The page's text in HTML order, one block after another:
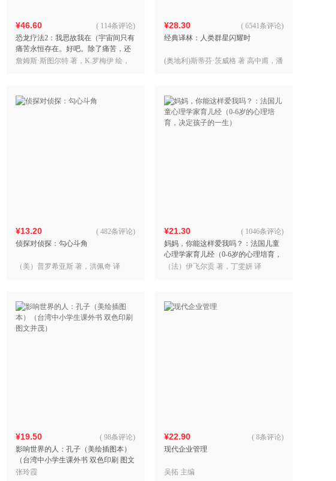
¥46.60
恐龙疗法2：我思故我在（宇宙间只有
痛苦永恒存在。好吧。除了痛苦，还
有你这个小可爱的存在！）国际超级
( 114条评论)
詹姆斯·斯图尔特 著，K.罗梅伊 绘，
¥28.30
经典译林：人类群星闪耀时
( 6541条评论)
(奥地利)斯蒂芬·茨威格 著 高中甫，潘
¥13.20
侦探对侦探：勾心斗角
( 482条评论)
（美）普罗希亚斯 著，洪佩奇 译
¥21.30
妈妈，你能这样爱我吗？：法国儿童
心理学家育儿经（0-6岁的心理培育，
决定孩子的一生）
( 1046条评论)
（法）伊飞尔贡 著，丁雯妍 译
¥19.50
影响世界的人：孔子（美绘插图本）
（台湾中小学生课外书 双色印刷 图文
并茂）
( 98条评论)
张玲霞
¥22.90
现代企业管理
( 8条评论)
吴拓 主编